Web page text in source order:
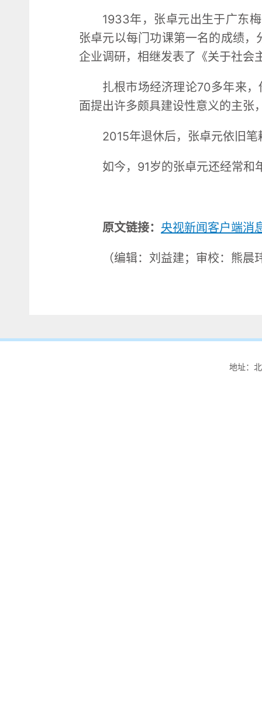
1933年，张卓元出生于广东
张卓元以每门功课第一名的成绩
企业调研，相继发表了《关于社会
扎根市场经济理论70多年来
面提出许多颇具建设性意义的主张
2015年退休后，张卓元依旧笔
如今，91岁的张卓元还经常和
原文链接： 央视新闻客户端消
（编辑：刘益建；审校：熊晨
地址：